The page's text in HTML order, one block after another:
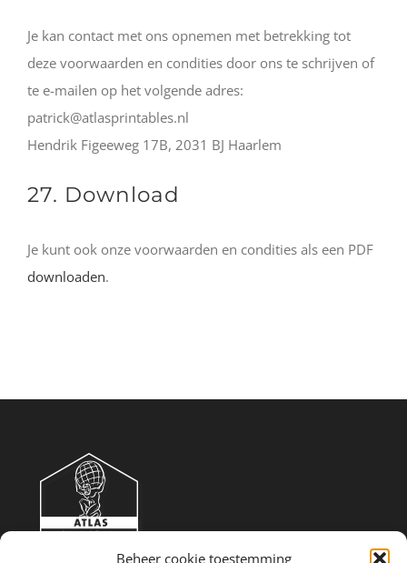
Beheer cookie toestemming
Je kan contact met ons opnemen met betrekking tot
deze voorwaarden en condities door ons te schrijven of
te e-mailen op het volgende adres:
patrick@atlasprintables.nl
Hendrik Figeeweg 17B, 2031 BJ Haarlem
27. Download
Je kunt ook onze voorwaarden en condities als een PDF
downloaden.